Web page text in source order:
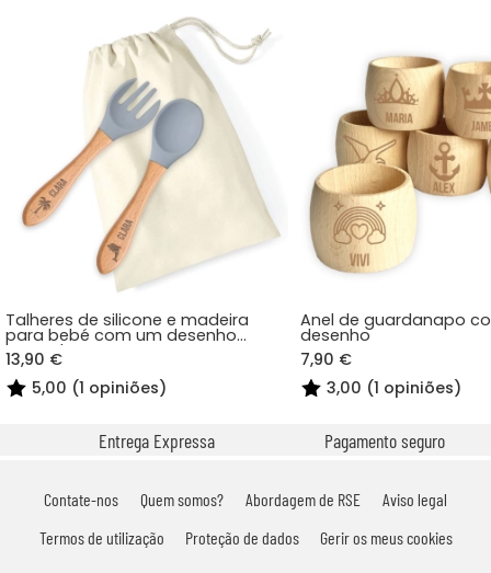
Talheres de silicone e madeira
para bebé com um desenho
gravado
13,90 €
5,00 (1 opiniões)
Anel de guardanapo
desenho
7,90 €
3,00 (1 opiniões)
Entrega Expressa Pagamento seguro
Contate-nos Quem somos? Abordagem de RSE
Aviso legal
Termos de utilização
Proteção de dados Gerir os meus cookies